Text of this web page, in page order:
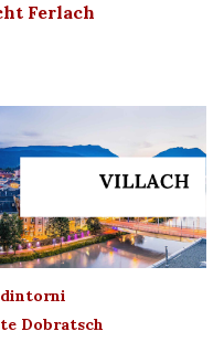
Ferlach
dintorni
Dobratsch